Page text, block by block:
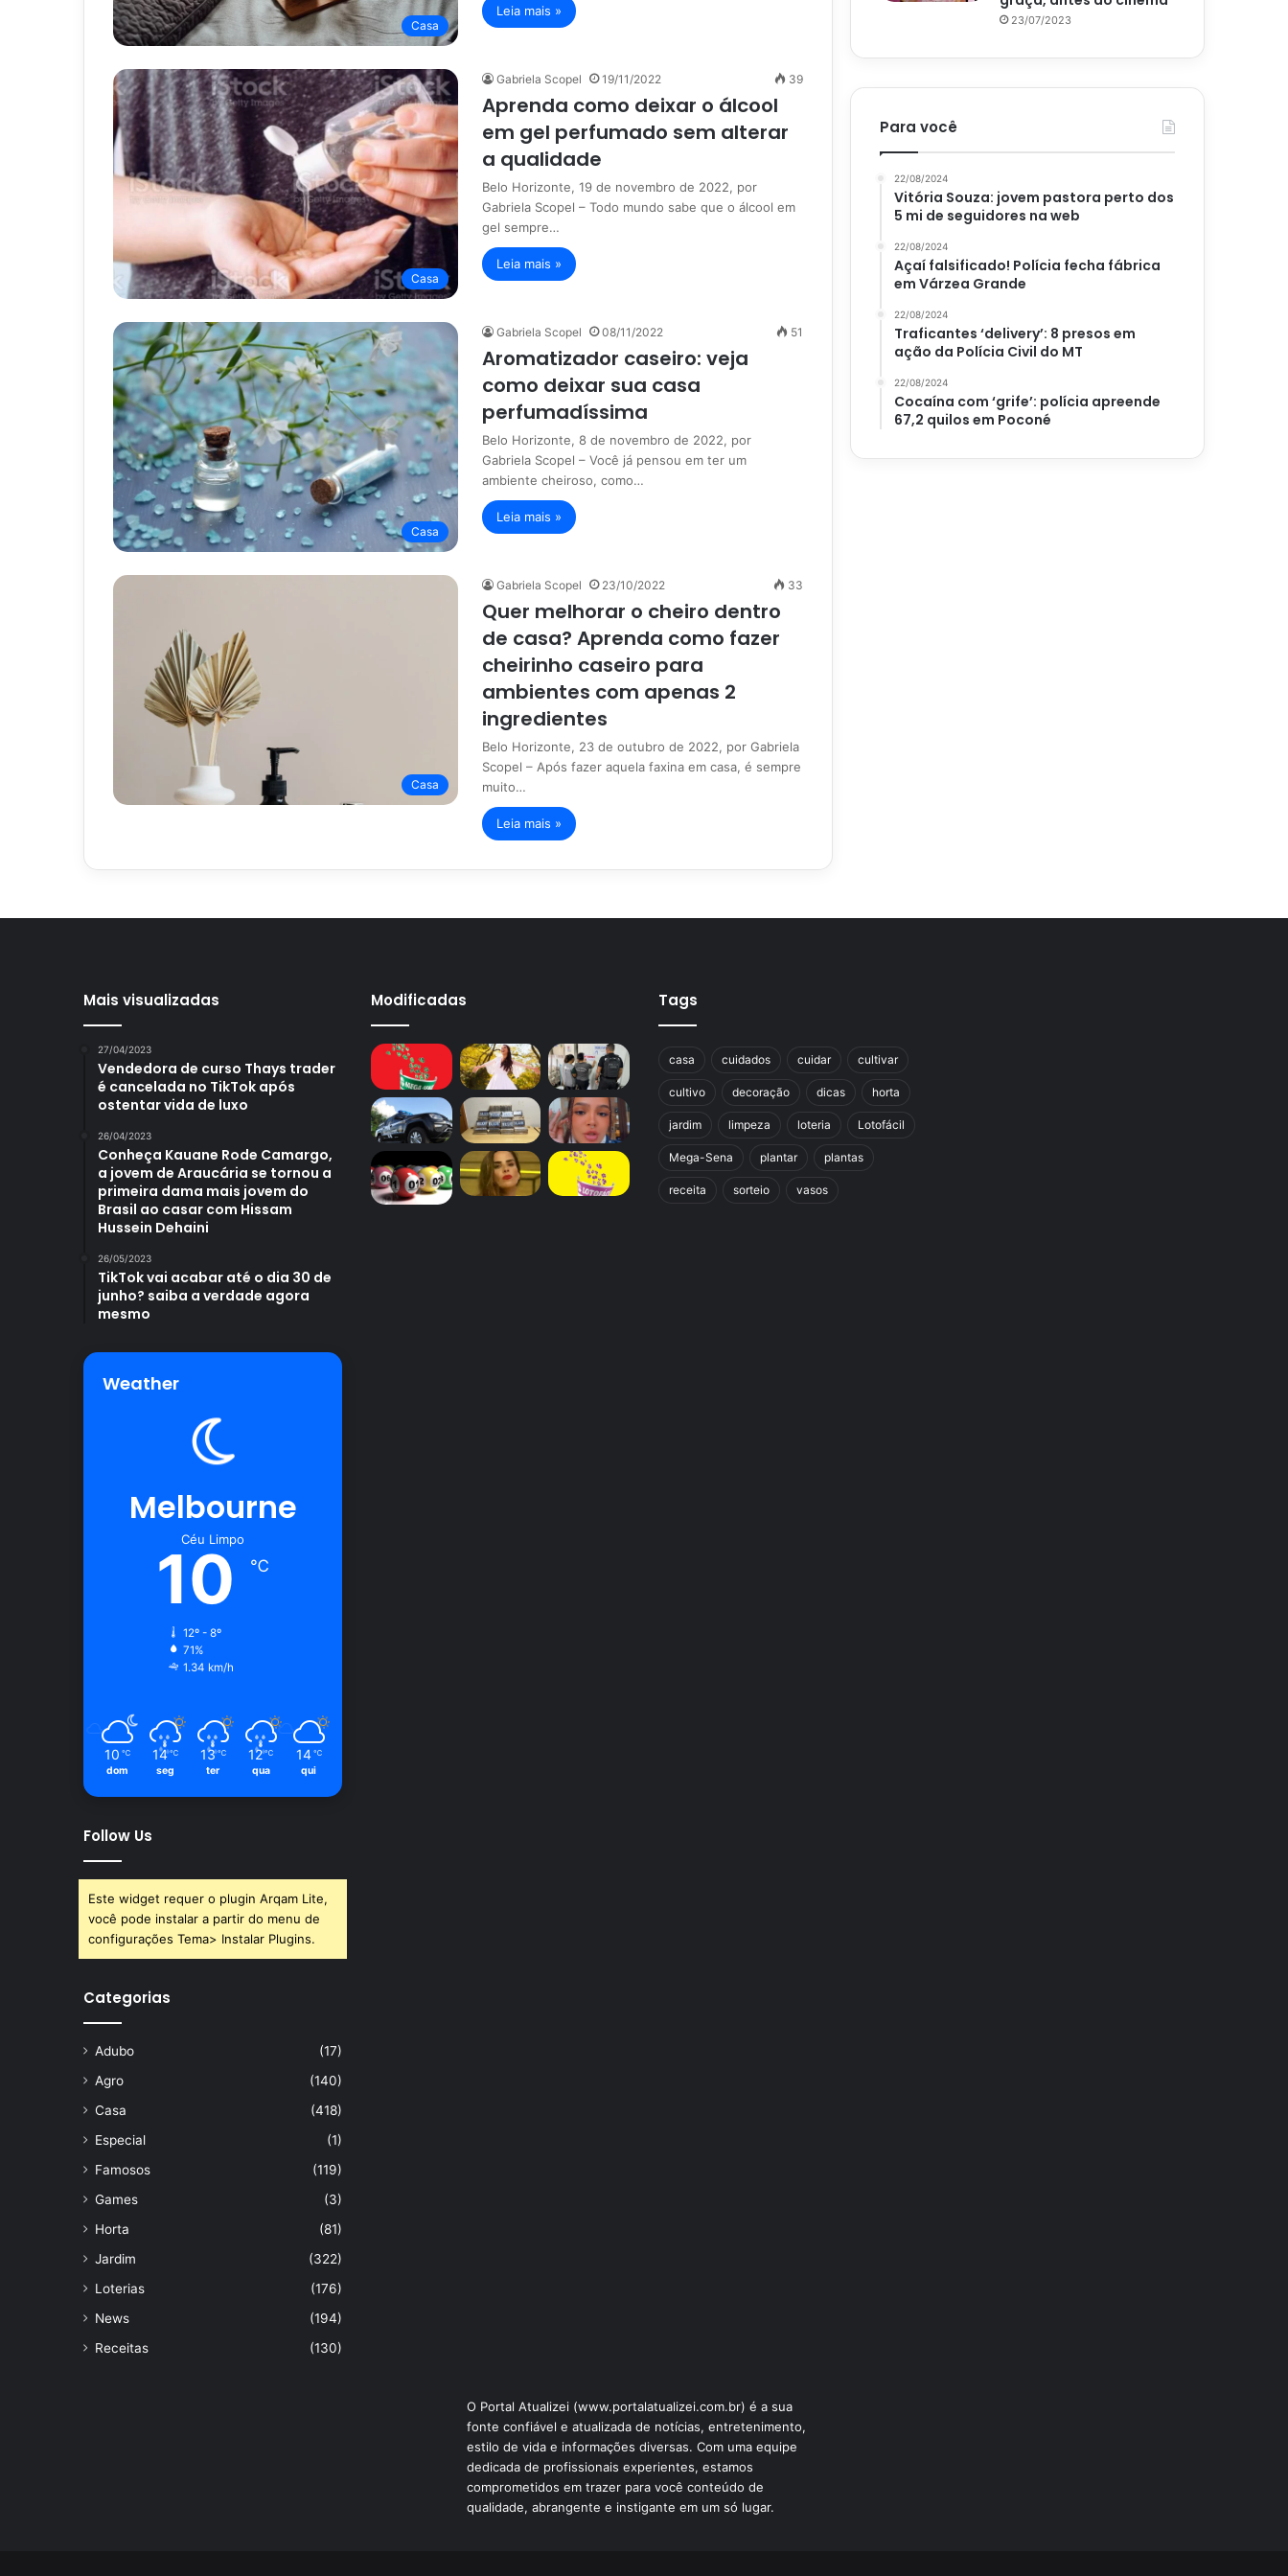
Casa
Leia mais »
Casa
Gabriela Scopel 19/11/2022 39
Aprenda como deixar o álcool
em gel perfumado sem alterar
a qualidade
Belo Horizonte, 19 de novembro de 2022, por
Gabriela Scopel – Todo mundo sabe que o álcool em
gel sempre…
Leia mais »
Casa
Gabriela Scopel 08/11/2022 51
Aromatizador caseiro: veja
como deixar sua casa
perfumadíssima
Belo Horizonte, 8 de novembro de 2022, por
Gabriela Scopel – Você já pensou em ter um
ambiente cheiroso, como…
Leia mais »
Casa
Gabriela Scopel 23/10/2022 33
Quer melhorar o cheiro dentro
de casa? Aprenda como fazer
cheirinho caseiro para
ambientes com apenas 2
ingredientes
Belo Horizonte, 23 de outubro de 2022, por Gabriela
Scopel – Após fazer aquela faxina em casa, é sempre
muito…
Leia mais »
23/07/2023
Para você
22/08/2024
Vitória Souza: jovem pastora perto dos
5 mi de seguidores na web
22/08/2024
Açaí falsificado! Polícia fecha fábrica
em Várzea Grande
22/08/2024
Traficantes ‘delivery’: 8 presos em
ação da Polícia Civil do MT
22/08/2024
Cocaína com ‘grife’: polícia apreende
67,2 quilos em Poconé
Mais visualizadas
27/04/2023
Vendedora de curso Thays trader
é cancelada no TikTok após
ostentar vida de luxo
26/04/2023
Conheça Kauane Rode Camargo,
a jovem de Araucária se tornou a
primeira dama mais jovem do
Brasil ao casar com Hissam
Hussein Dehaini
26/05/2023
TikTok vai acabar até o dia 30 de
junho? saiba a verdade agora
mesmo
Weather
Melbourne
Céu Limpo
10 ℃
12º - 8º
71%
1.34 km/h
10 ℃
dom
14 ℃
seg
13 ℃
ter
12 ℃
qua
14 ℃
qui
Follow Us
Este widget requer o plugin Arqam Lite,
você pode instalar a partir do menu de
configurações Tema> Instalar Plugins.
Categorias
Adubo
(17)
Agro
(140)
Casa
(418)
Especial
(1)
Famosos
(119)
Games
(3)
Horta
(81)
Jardim
(322)
Loterias
(176)
News
(194)
Receitas
(130)
Modificadas Tags
casa cuidados cuidar cultivar
cultivo decoração dicas horta
jardim limpeza loteria Lotofácil
Mega-Sena plantar plantas
receita sorteio vasos
O Portal Atualizei (www.portalatualizei.com.br) é a sua
fonte confiável e atualizada de notícias, entretenimento,
estilo de vida e informações diversas. Com uma equipe
dedicada de profissionais experientes, estamos
comprometidos em trazer para você conteúdo de
qualidade, abrangente e instigante em um só lugar.